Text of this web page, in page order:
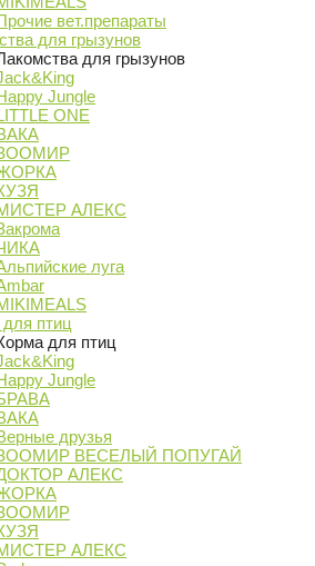
вет.препараты
для грызунов
для грызунов
Jungle
ONE
АЛЕКС
луга
птиц
для птиц
Jungle
друзья
ВЕСЕЛЫЙ ПОПУГАЙ
АЛЕКС
АЛЕКС